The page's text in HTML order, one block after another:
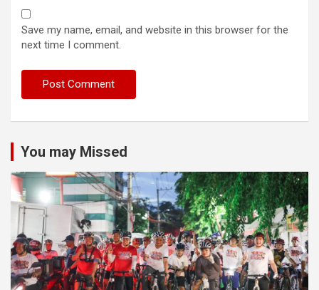
Save my name, email, and website in this browser for the
next time I comment.
You may Missed